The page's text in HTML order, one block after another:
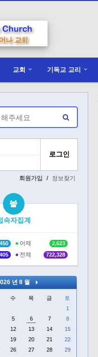
교회 기독교 교리
회원가입 / 정보찾기
속자집계
450 어제 2,623
전체 722,328
년 8 월
수 목 금
토
1
5 6 7
8
12 13 14
15
19 20 21
22
26 27 28
29